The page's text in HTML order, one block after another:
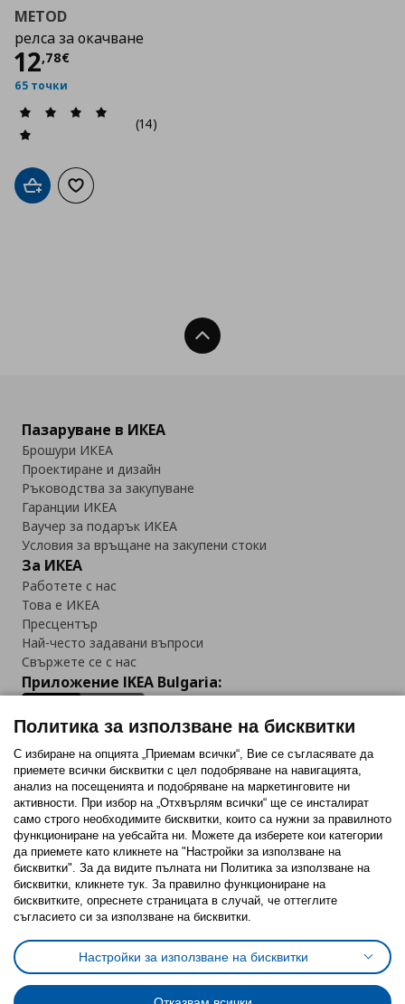
METOD
релса за окачване
12,78€
Цена
65 точки
(14)
Добави в кошницата
Добави към списъка с любими
Нагоре
Пазаруване в ИКЕА
Брошури ИКЕА
Проектиране и дизайн
Ръководства за закупуване
Гаранции ИКЕА
Ваучер за подарък ИКЕА
Условия за връщане на закупени стоки
За ИКЕА
Работете с нас
Това е ИКЕА
Пресцентър
Най-често задавани въпроси
Свържете се с нас
Приложение IKEA Bulgaria:
Последвайте ни:
FacebookTwitterYoutubePinterestInstagram
Политика за използване на бисквитки (Cookies)
Избор на настройки за използване на бисквитки
Условия за ползване на ikea.bgОбща политика за личните данни
Политика за защита на личните данни на ikea.bg
Общи условия на програма IKEA Family
Политика за използване на бисквитки
С избиране на опцията „Приемам всички“, Вие се съгласявате да
приемете всички бисквитки с цел подобряване на навигацията,
анализ на посещенията и подобряване на маркетинговите ни
активности. При избор на „Отхвърлям всички“ ще се инсталират
само строго необходимитe бисквитки, които са нужни за правилното
функциониране на уебсайта ни. Можете да изберете кои категории
да приемете като кликнете на "Настройки за използване на
бисквитки". За да видите пълната ни Политика за използване на
бисквитки, кликнете тук. За правилно функциониране на
бисквитките, опреснете страницата в случай, че оттеглите
съгласието си за използване на бисквитки.
Настройки за използване на бисквитки